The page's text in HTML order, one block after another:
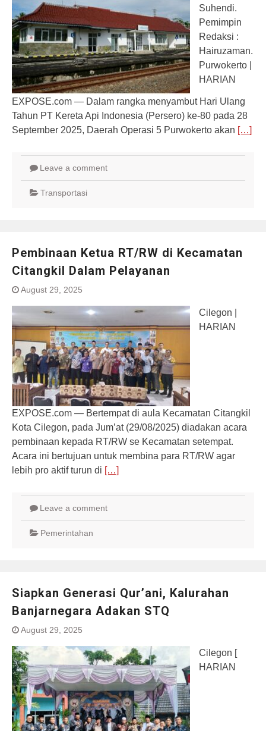
Suhendi.
Pemimpin
Redaksi :
Hairuzaman.
Purwokerto |
HARIAN
EXPOSE.com — Dalam rangka menyambut Hari Ulang
Tahun PT Kereta Api Indonesia (Persero) ke-80 pada 28
September 2025, Daerah Operasi 5 Purwokerto akan […]
Leave a comment
Transportasi
Pembinaan Ketua RT/RW di Kecamatan
Citangkil Dalam Pelayanan
August 29, 2025
Cilegon |
HARIAN
EXPOSE.com — Bertempat di aula Kecamatan Citangkil
Kota Cilegon, pada Jum’at (29/08/2025) diadakan acara
pembinaan kepada RT/RW se Kecamatan setempat.
Acara ini bertujuan untuk membina para RT/RW agar
lebih pro aktif turun di […]
Leave a comment
Pemerintahan
Siapkan Generasi Qur’ani, Kalurahan
Banjarnegara Adakan STQ
August 29, 2025
Cilegon [
HARIAN